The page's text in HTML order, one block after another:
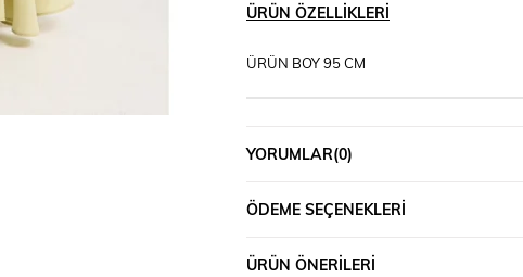
ÜRÜN ÖZELLIKLERI
ÜRÜN BOY 95 CM
YORUMLAR(0)
ÖDEME SEÇENEKLERI
ÜRÜN ÖNERILERI